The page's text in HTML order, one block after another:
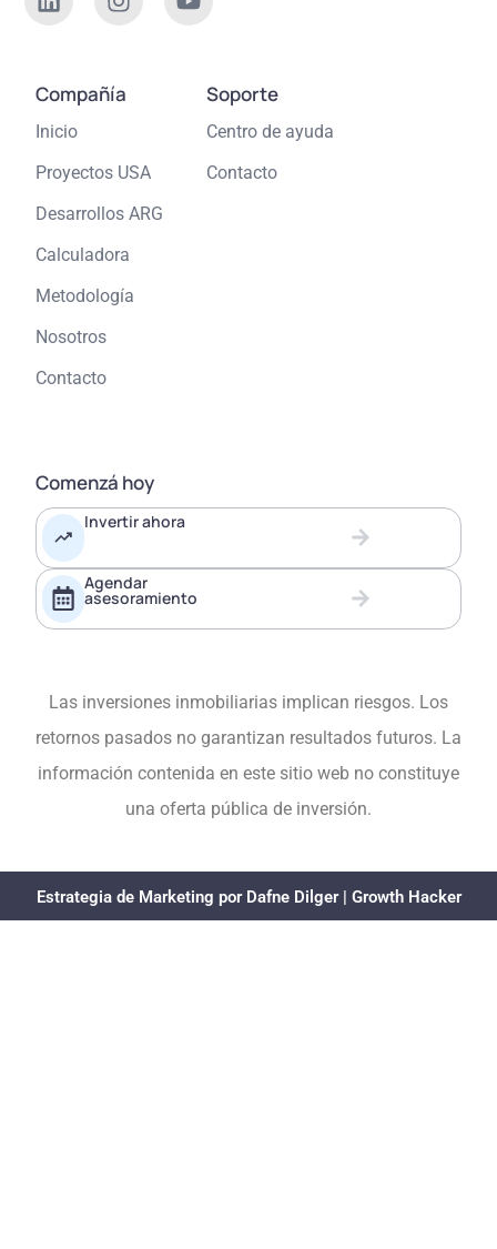
Compañía
Inicio
Proyectos USA
Desarrollos ARG
Calculadora
Metodología
Nosotros
Contacto
Soporte
Centro de ayuda
Contacto
Comenzá hoy
Invertir ahora
Agendar
asesoramiento
Las inversiones inmobiliarias implican riesgos. Los
retornos pasados no garantizan resultados futuros. La
información contenida en este sitio web no constituye
una oferta pública de inversión.
Estrategia de Marketing por Dafne Dilger | Growth Hacker